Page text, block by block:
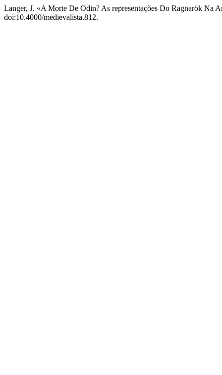
Langer, J. «A Morte De Odin? As representações Do Ragnarök Na
doi:10.4000/medievalista.812.